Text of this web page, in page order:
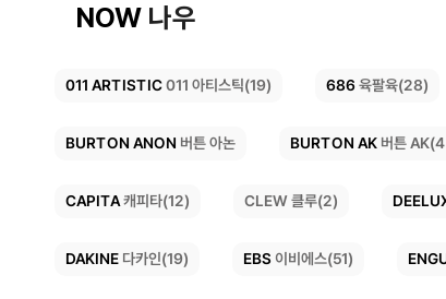
NOW 나우
011 ARTISTIC011 아티스틱(19) 686육팔육(28)
BURTON ANON 버튼 아논 BURTON AK버튼
CAPITA캐피타(12) CLEW 클루(2)
DAKINE다카인(19) EBS이비에스(51)